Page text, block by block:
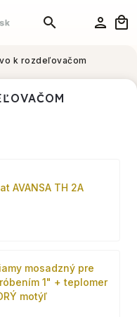
k rozdeľovačom
AVANSA TH 2A
mosadzný pre
1" + teplomer
motýľ